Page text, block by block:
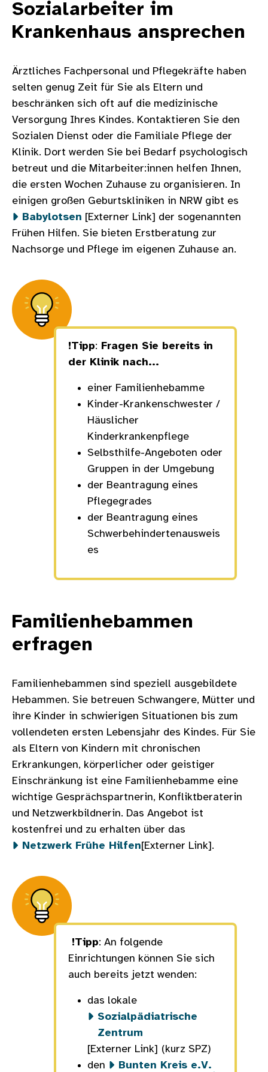
Sozialarbeiter im
Krankenhaus ansprechen
Ärztliches Fachpersonal und Pflegekräfte haben
selten genug Zeit für Sie als Eltern und
beschränken sich oft auf die medizinische
Versorgung Ihres Kindes. Kontaktieren Sie den
Sozialen Dienst oder die Familiale Pflege der
Klinik. Dort werden Sie bei Bedarf psychologisch
betreut und die Mitarbeiter:innen helfen Ihnen,
die ersten Wochen Zuhause zu organisieren. In
einigen großen Geburtskliniken in NRW gibt es
Babylotsen [Externer Link] der sogenannten
Frühen Hilfen. Sie bieten Erstberatung zur
Nachsorge und Pflege im eigenen Zuhause an.
!Tipp: Fragen Sie bereits in
der Klinik nach...
einer Familienhebamme
Kinder-Krankenschwester /
Häuslicher
Kinderkrankenpflege
Selbsthilfe-Angeboten oder
Gruppen in der Umgebung
der Beantragung eines
Pflegegrades
der Beantragung eines
Schwerbehindertenausweis
es
Familienhebammen
erfragen
Familienhebammen sind speziell ausgebildete
Hebammen. Sie betreuen Schwangere, Mütter und
ihre Kinder in schwierigen Situationen bis zum
vollendeten ersten Lebensjahr des Kindes. Für Sie
als Eltern von Kindern mit chronischen
Erkrankungen, körperlicher oder geistiger
Einschränkung ist eine Familienhebamme eine
wichtige Gesprächspartnerin, Konfliktberaterin
und Netzwerkbildnerin. Das Angebot ist
kostenfrei und zu erhalten über das
Netzwerk Frühe Hilfen[Externer Link].
!Tipp: An folgende
Einrichtungen können Sie sich
auch bereits jetzt wenden:
das lokale
Sozialpädiatrische
Zentrum
[Externer Link] (kurz SPZ)
den
Bunten Kreis e.V.